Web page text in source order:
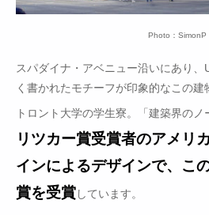
Photo：SimonP
スパダイナ・アベニュー沿いにあり、
く書かれたモチーフが印象的なこの
トロント大学の学生寮。「建築界の
リツカー賞受賞者のアメリ
インによるデザインで、こ
賞を受賞しています。